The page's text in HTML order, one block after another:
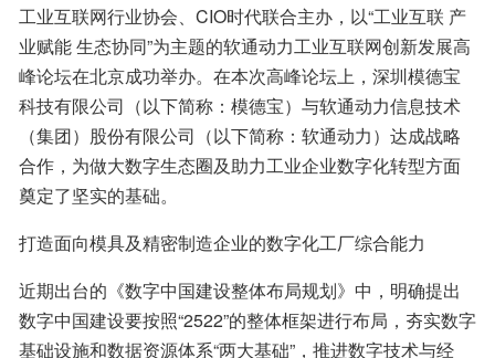
工业互联网行业协会、CIO时代联合主办，以“工业互联 产
业赋能 生态协同”为主题的软通动力工业互联网创新发展高
峰论坛在北京成功举办。在本次高峰论坛上，深圳模德宝
科技有限公司（以下简称：模德宝）与软通动力信息技术
（集团）股份有限公司（以下简称：软通动力）达成战略
合作，为做大数字生态圈及助力工业企业数字化转型方面
奠定了坚实的基础。
打造面向模具及精密制造企业的数字化工厂综合能力
近期出台的《数字中国建设整体布局规划》中，明确提出
数字中国建设要按照“2522”的整体框架进行布局，夯实数字
基础设施和数据资源体系“两大基础”，推进数字技术与经